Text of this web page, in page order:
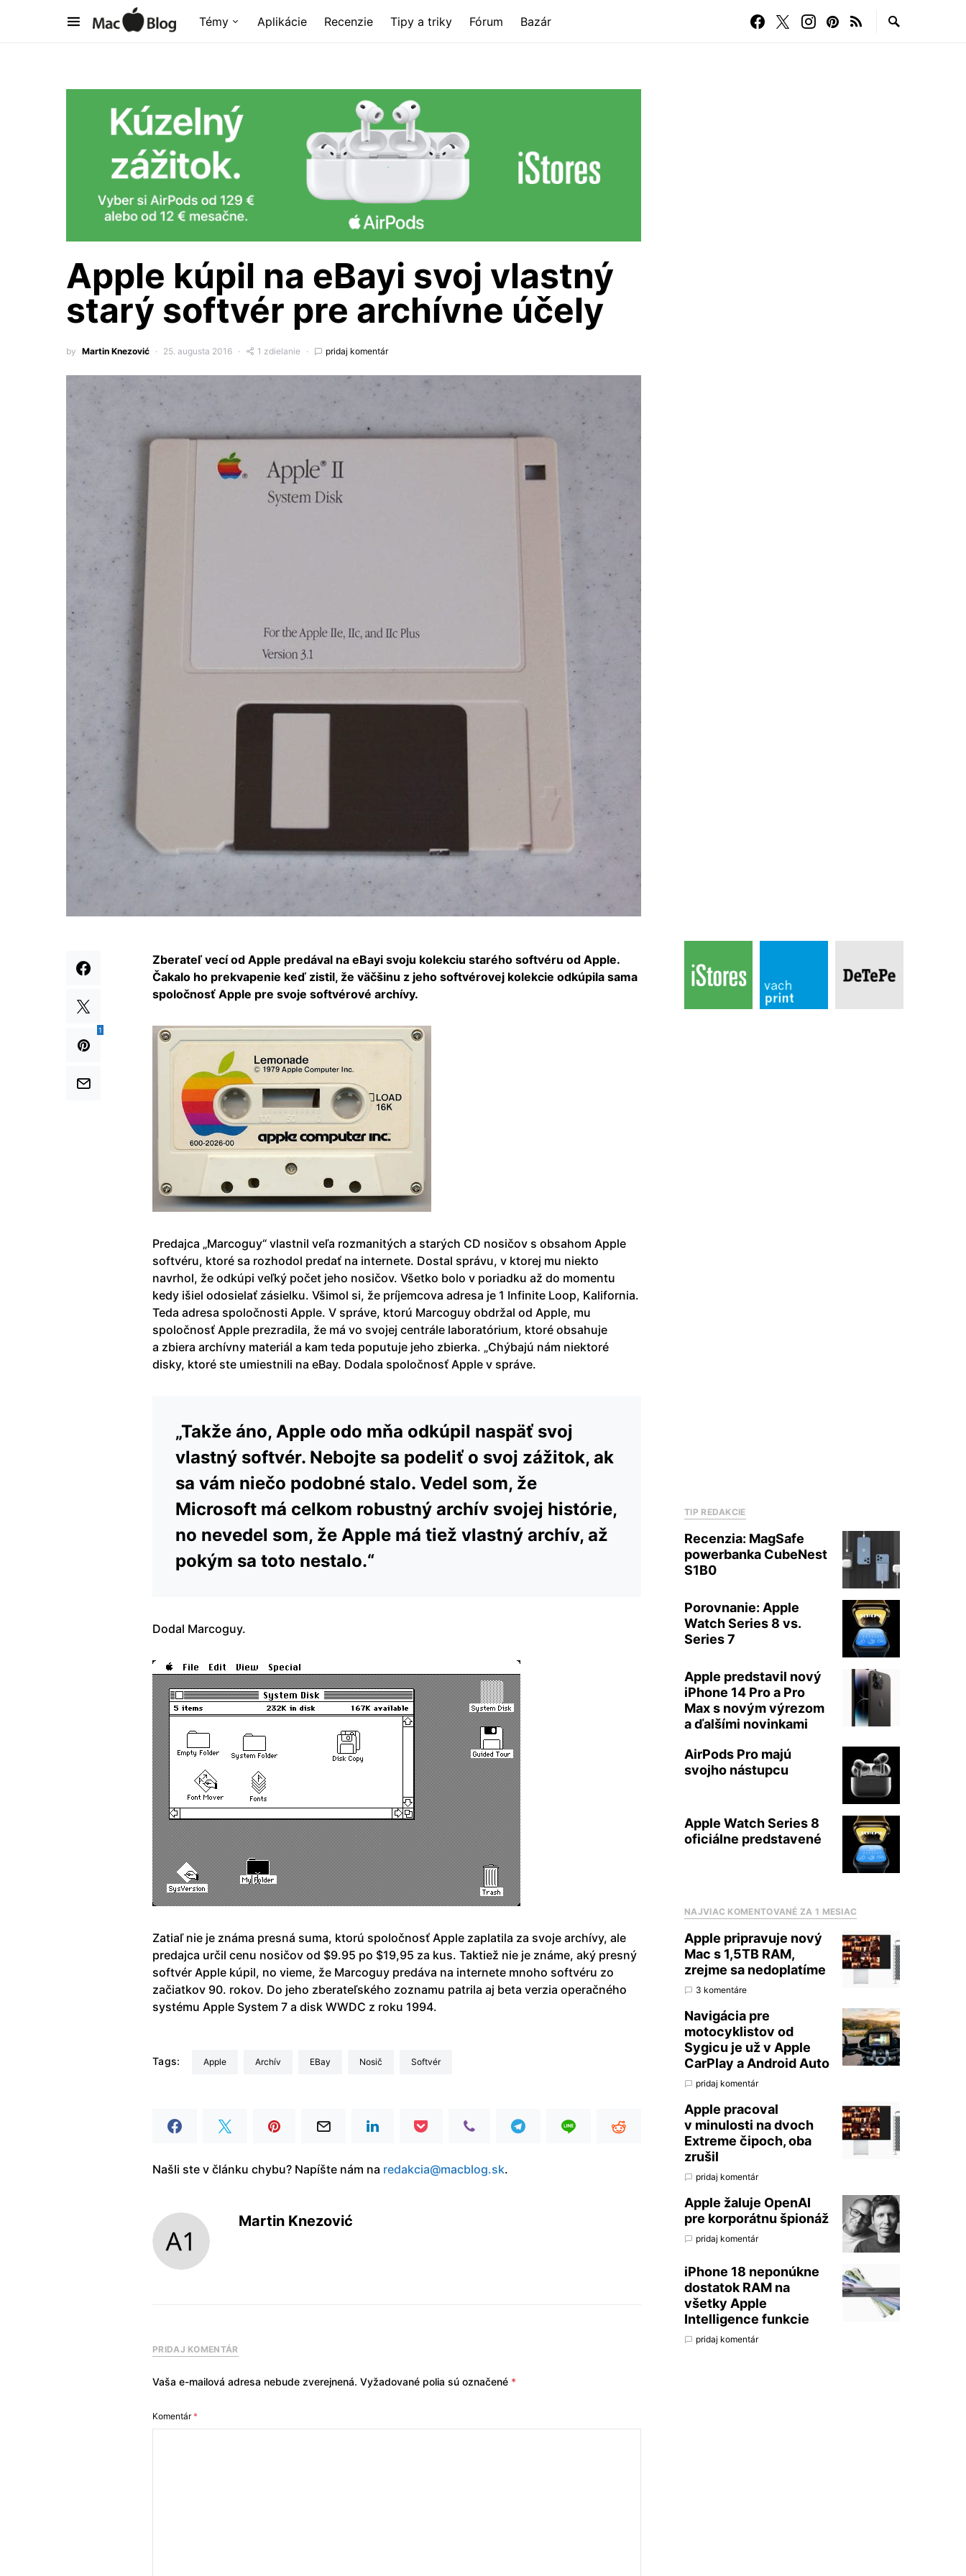
Témy Aplikácie Recenzie Tipy a triky Fórum Bazár
Apple kúpil na eBayi svoj vlastný
starý softvér pre archívne účely
by Martin Knezović 25. augusta 2016 1 zdielanie pridaj komentár
1
Zberateľ vecí od Apple predával na eBayi svoju kolekciu starého softvéru od Apple.
Čakalo ho prekvapenie keď zistil, že väčšinu z jeho softvérovej kolekcie odkúpila sama
spoločnosť Apple pre svoje softvérové archívy.
Predajca „Marcoguy“ vlastnil veľa rozmanitých a starých CD nosičov s obsahom Apple
softvéru, ktoré sa rozhodol predať na internete. Dostal správu, v ktorej mu niekto
navrhol, že odkúpi veľký počet jeho nosičov. Všetko bolo v poriadku až do momentu
kedy išiel odosielať zásielku. Všimol si, že príjemcova adresa je 1 Infinite Loop, Kalifornia.
Teda adresa spoločnosti Apple. V správe, ktorú Marcoguy obdržal od Apple, mu
spoločnosť Apple prezradila, že má vo svojej centrále laboratórium, ktoré obsahuje
a zbiera archívny materiál a kam teda poputuje jeho zbierka. „Chýbajú nám niektoré
disky, ktoré ste umiestnili na eBay. Dodala spoločnosť Apple v správe.
„Takže áno, Apple odo mňa odkúpil naspäť svoj
vlastný softvér. Nebojte sa podeliť o svoj zážitok, ak
sa vám niečo podobné stalo. Vedel som, že
Microsoft má celkom robustný archív svojej histórie,
no nevedel som, že Apple má tiež vlastný archív, až
pokým sa toto nestalo.“
Dodal Marcoguy.
Zatiaľ nie je známa presná suma, ktorú spoločnosť Apple zaplatila za svoje archívy, ale
predajca určil cenu nosičov od $9.95 po $19,95 za kus. Taktiež nie je známe, aký presný
softvér Apple kúpil, no vieme, že Marcoguy predáva na internete mnoho softvéru zo
začiatkov 90. rokov. Do jeho zberateľského zoznamu patrila aj beta verzia operačného
systému Apple System 7 a disk WWDC z roku 1994.
Tags: Apple archív eBay nosič softvér
Našli ste v článku chybu? Napíšte nám na redakcia@macblog.sk.
Martin Knezović
PRIDAJ KOMENTÁR
Vaša e-mailová adresa nebude zverejnená. Vyžadované polia sú označené *
Komentár*
TIP REDAKCIE
Recenzia: MagSafe
powerbanka CubeNest
S1B0
Porovnanie: Apple
Watch Series 8 vs.
Series 7
Apple predstavil nový
iPhone 14 Pro a Pro
Max s novým výrezom
a ďalšími novinkami
AirPods Pro majú
svojho nástupcu
Apple Watch Series 8
oficiálne predstavené
NAJVIAC KOMENTOVANÉ ZA 1 MESIAC
Apple pripravuje nový
Mac s 1,5TB RAM,
zrejme sa nedoplatíme
3 komentáre
Navigácia pre
motocyklistov od
Sygicu je už v Apple
CarPlay a Android Auto
pridaj komentár
Apple pracoval
v minulosti na dvoch
Extreme čipoch, oba
zrušil
pridaj komentár
Apple žaluje OpenAI
pre korporátnu špionáž
pridaj komentár
iPhone 18 neponúkne
dostatok RAM na
všetky Apple
Intelligence funkcie
pridaj komentár